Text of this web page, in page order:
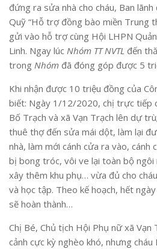
đứng ra sửa nhà cho cháu, Ban
Quỹ “Hỗ trợ đồng bào miền Trung
gửi vào hỗ trợ cùng Hội LHPN
Linh. Ngay lúc Nhóm TT NVTL đến
trong Nhóm đã đóng góp được 5
Khi nhận được 10 triệu đồng của
biết: Ngày 1/12/2020, chị trực tiếp
Bố Trạch và xã Vạn Trạch lên dự
thuê thợ đến sửa mái dột, làm lại
nhà, làm mới cánh cửa ra vào,
bị bong tróc, vôi ve lại toàn bộ ngôi
xây thêm khu phụ… vừa đủ cho
và học tập. Theo kế hoạch, hết
sẽ hoàn thành…
Chị Bé, Chủ tịch Hội Phụ nữ xã Vạn
cảnh cực kỳ nghèo khó, nhưng